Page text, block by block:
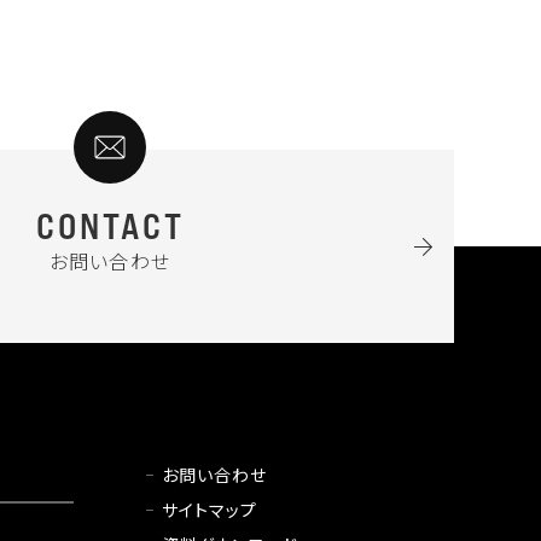
CONTACT
お問い合わせ
お問い合わせ
サイトマップ